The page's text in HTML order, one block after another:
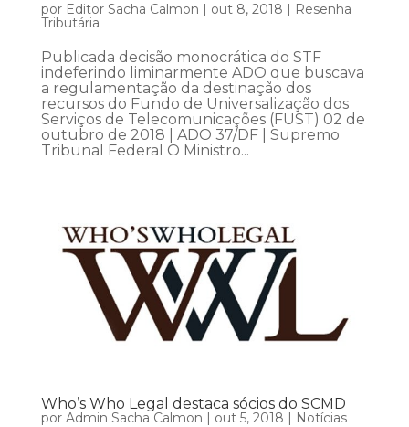
por Editor Sacha Calmon out 8, 2018
Resenha
Tributária
Publicada decisão monocrática do STF
indeferindo liminarmente ADO que buscava
a regulamentação da destinação dos
recursos do Fundo de Universalização dos
Serviços de Telecomunicações (FUST) 02 de
outubro de 2018 | ADO 37/DF | Supremo
Tribunal Federal O Ministro...
Who’s Who Legal destaca sócios do SCMD
por Admin Sacha Calmon | out 5, 2018 | Notícias